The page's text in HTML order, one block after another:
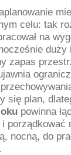
celu: tak
na
duży
zapas
się plan,
powinna
porządkować
nocną, do